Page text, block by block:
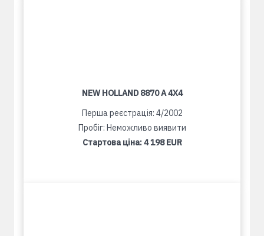
NEW HOLLAND 8870 A 4X4
Перша реєстрація: 4/2002
Пробіг: Неможливо виявити
Стартова ціна:4 198 EUR